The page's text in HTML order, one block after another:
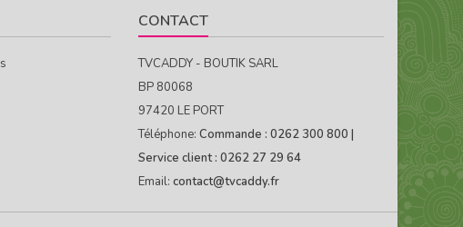
CONTACT
TVCADDY - BOUTIK SARL
BP 80068
97420 LE PORT
Téléphone: Commande : 0262 300 800 |
Service client : 0262 27 29 64
Email: contact@tvcaddy.fr